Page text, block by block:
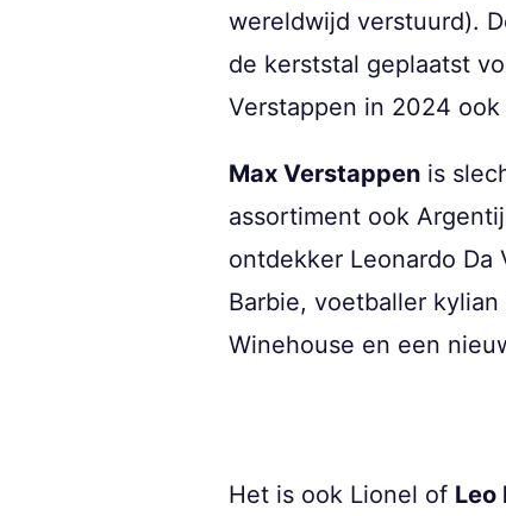
wereldwijd verstuurd).
de kerststal geplaatst
Verstappen in 2024
Max Verstappen is
assortiment ook
ontdekker Leonardo
Barbie, voetballer
Winehouse en een
Het is ook Lionel of Leo